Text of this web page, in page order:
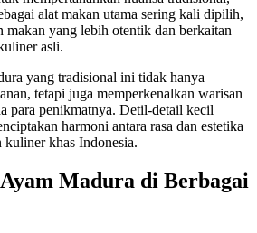
alat makan utama sering kali dipilih,
makan yang lebih otentik dan berkaitan
asli.
yang tradisional ini tidak hanya
tetapi juga memperkenalkan warisan
para penikmatnya. Detil-detail kecil
harmoni antara rasa dan estetika
kuliner khas Indonesia.
Madura di Berbagai